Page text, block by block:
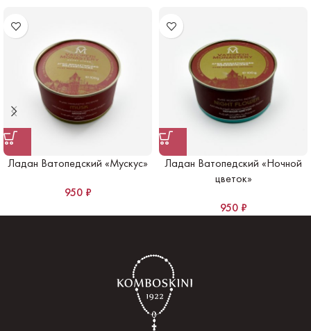
Ладан Ватопедский «Мускус»
950 ₽
Ладан Ватопедский «Ночной
цветок»
950 ₽